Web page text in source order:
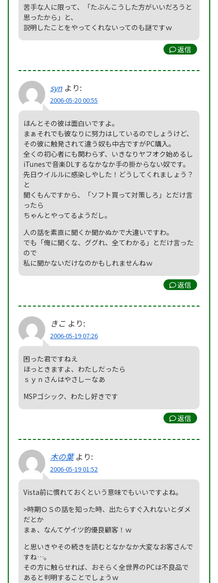
苦手な人に限って、「たぶんこうした方がいいだろうと
思ったから」と、
説明したことをやってくれないってのも謎ですｗ
返信
syn より:
2006-05-20 00:55
ほんとその彼は面白いですよ。
まぁそれでも彼なりに努力はしているのでしょうけど、
その彼に触発されて違う奴も中古ですがPC購入。
全くの初心者にも関わらず、いきなりヤフオク始めるし
iTunesで音楽DLするなかなか手の掛からない奴です。
先日ウイルルに感染しやした！どうしてくれましょう？
と
聞くもんですから、「ソフト買って対策しろ」とだけ言
ったら
ちゃんとやってるようだし。
人の話を素直に聞くか聞かぬかで大違いですわ。
でも「俺に聞くな、ググれ、全てわかる」とだけ言った
ので
私に聞かないだけなのかもしれませんねｗ
返信
きこ より:
2006-05-19 07:26
困った君ですねえ
ほっときますよ、わたしだったら
ｓｙｎさんはやさしーなあ
MSPゴシック、わたし好きです
返信
木の葉 より:
2006-05-19 01:52
Vista前に慣れておくという意味でもいいですよね。
>時期ＯＳの話を知った時、出たらすぐ入れないとダメ
だとか
まぁ、なんてゲイツ的優良顧客！ｗ
と思いきやその続きを読むとなかなか大変なお客さんで
すね…。
その方に触らせれば、おそらく全世界のPCは不良品で
あると判明することでしょうｗ